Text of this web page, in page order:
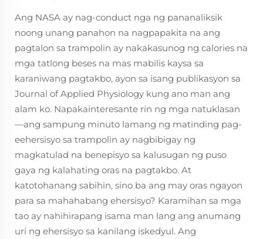
Ang NASA ay nag-conduct nga ng pananaliksik
noong unang panahon na nagpapakita na ang
pagtalon sa trampolin ay nakakasunog ng calories na
mga tatlong beses na mas mabilis kaysa sa
karaniwang pagtakbo, ayon sa isang publikasyon sa
Journal of Applied Physiology kung ano man ang
alam ko. Napakainteresante rin ng mga natuklasan
—ang sampung minuto lamang ng matinding pag-
eehersisyo sa trampolin ay nagbibigay ng
magkatulad na benepisyo sa kalusugan ng puso
gaya ng kalahating oras na pagtakbo. At
katotohanang sabihin, sino ba ang may oras ngayon
para sa mahahabang ehersisyo? Karamihan sa mga
tao ay nahihirapang isama man lang ang anumang
uri ng ehersisyo sa kanilang iskedyul. Ang